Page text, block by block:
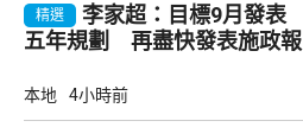
精選
李家超：目標9月發表
五年規劃 再盡快發表施政報
本地 4小時前